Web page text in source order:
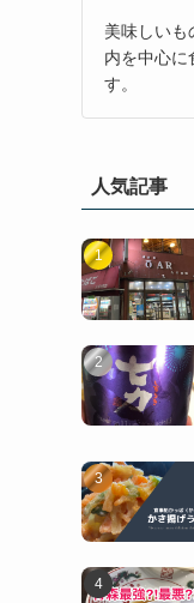
美味しい
内を中心に
す。
人気記事